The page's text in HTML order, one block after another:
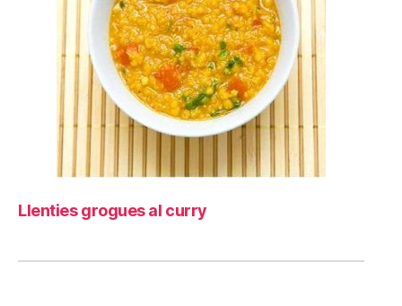
Llenties grogues al curry